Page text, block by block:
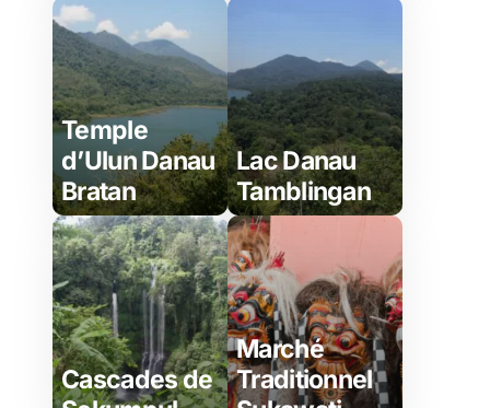
Temple
d’Ulun Danau
Bratan
Lac Danau
Tamblingan
Cascades de
Marché
Traditionnel